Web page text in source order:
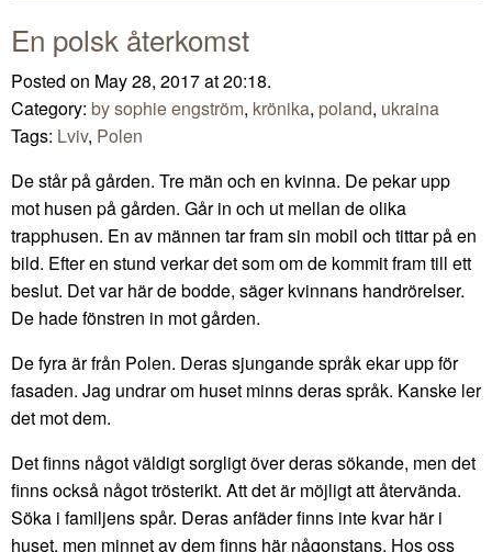
En polsk återkomst
Posted on May 28, 2017 at 20:18.
Category: by sophie engström, krönika, poland, ukraina
Tags: Lviv, Polen
De står på gården. Tre män och en kvinna. De pekar upp
mot husen på gården. Går in och ut mellan de olika
trapphusen. En av männen tar fram sin mobil och tittar på en
bild. Efter en stund verkar det som om de kommit fram till ett
beslut. Det var här de bodde, säger kvinnans handrörelser.
De hade fönstren in mot gården.
De fyra är från Polen. Deras sjungande språk ekar upp för
fasaden. Jag undrar om huset minns deras språk. Kanske ler
det mot dem.
Det finns något väldigt sorgligt över deras sökande, men det
finns också något trösterikt. Att det är möjligt att återvända.
Söka i familjens spår. Deras anfäder finns inte kvar här i
huset, men minnet av dem finns här någonstans. Hos oss